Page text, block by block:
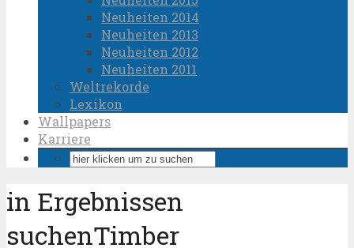
Neuheiten 2014
Neuheiten 2013
Neuheiten 2012
Neuheiten 2011
Weltrekorde
Lexikon
Wallpapers
Karriere
in Ergebnissen
suchenTimber